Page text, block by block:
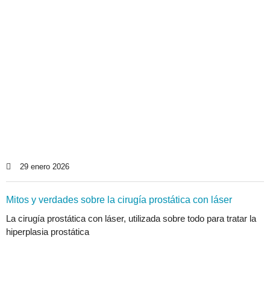
29 enero 2026
Mitos y verdades sobre la cirugía prostática con láser
La cirugía prostática con láser, utilizada sobre todo para tratar la
hiperplasia prostática